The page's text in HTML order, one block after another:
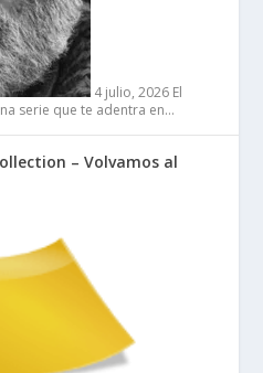
4 julio, 2026 El
serie que te adentra en…
– Volvamos al